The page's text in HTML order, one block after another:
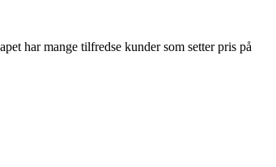
har mange tilfredse kunder som setter pris på